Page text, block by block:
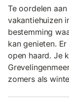
Te oordelen
vakantiehuizen
bestemming
kan genieten.
open haard. Je
zomers als